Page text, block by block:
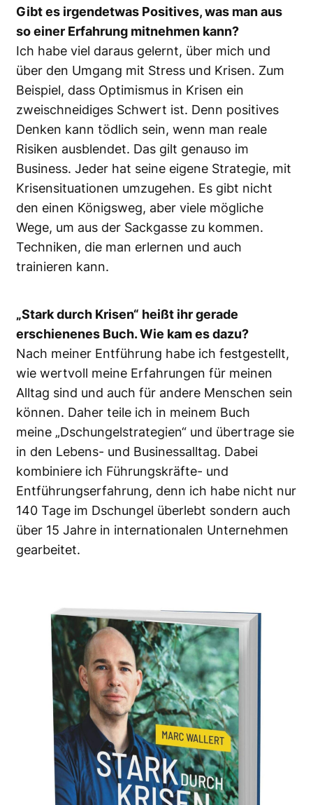
Gibt es irgendetwas Positives, was man aus
so einer Erfahrung mitnehmen kann?
Ich habe viel daraus gelernt, über mich und
über den Umgang mit Stress und Krisen. Zum
Beispiel, dass Optimismus in Krisen ein
zweischneidiges Schwert ist. Denn positives
Denken kann tödlich sein, wenn man reale
Risiken ausblendet. Das gilt genauso im
Business. Jeder hat seine eigene Strategie, mit
Krisensituationen umzugehen. Es gibt nicht
den einen Königsweg, aber viele mögliche
Wege, um aus der Sackgasse zu kommen.
Techniken, die man erlernen und auch
trainieren kann.
„Stark durch Krisen“ heißt ihr gerade
erschienenes Buch. Wie kam es dazu?
Nach meiner Entführung habe ich festgestellt,
wie wertvoll meine Erfahrungen für meinen
Alltag sind und auch für andere Menschen sein
können. Daher teile ich in meinem Buch
meine „Dschungelstrategien“ und übertrage sie
in den Lebens- und Businessalltag. Dabei
kombiniere ich Führungskräfte- und
Entführungserfahrung, denn ich habe nicht nur
140 Tage im Dschungel überlebt sondern auch
über 15 Jahre in internationalen Unternehmen
gearbeitet.